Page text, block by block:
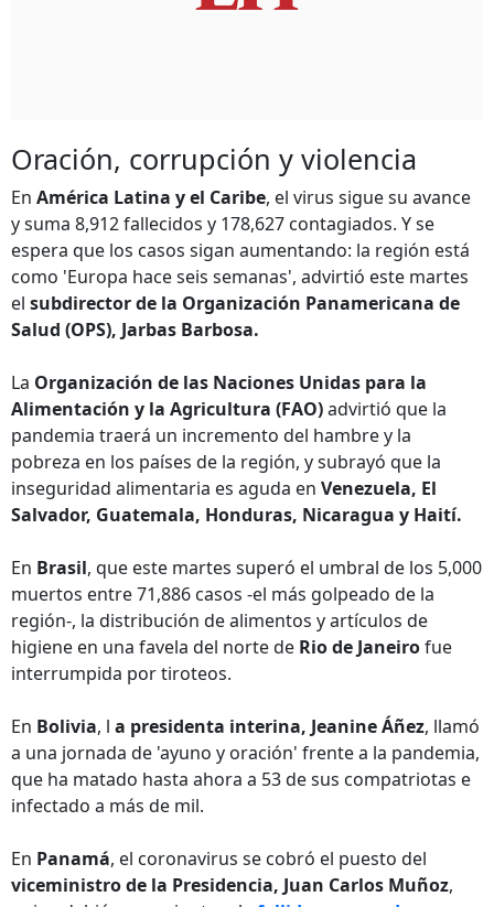
Oración, corrupción y violencia
En América Latina y el Caribe, el virus sigue su avance
y suma 8,912 fallecidos y 178,627 contagiados. Y se
espera que los casos sigan aumentando: la región está
como 'Europa hace seis semanas', advirtió este martes
el subdirector de la Organización Panamericana de
Salud (OPS), Jarbas Barbosa.
La Organización de las Naciones Unidas para la
Alimentación y la Agricultura (FAO)advirtió que la
pandemia traerá un incremento del hambre y la
pobreza en los países de la región, y subrayó que la
inseguridad alimentaria es aguda en Venezuela, El
Salvador, Guatemala, Honduras, Nicaragua y Haití.
En Brasil, que este martes superó el umbral de los 5,000
muertos entre 71,886 casos -el más golpeado de la
región-, la distribución de alimentos y artículos de
higiene en una favela del norte de Rio de Janeirofue
interrumpida por tiroteos.
En Bolivia, l a presidenta interina, Jeanine Áñez, llamó
a una jornada de 'ayuno y oración' frente a la pandemia,
que ha matado hasta ahora a 53 de sus compatriotas e
infectado a más de mil.
En Panamá, el coronavirus se cobró el puesto del
viceministro de la Presidencia, Juan Carlos Muñoz,